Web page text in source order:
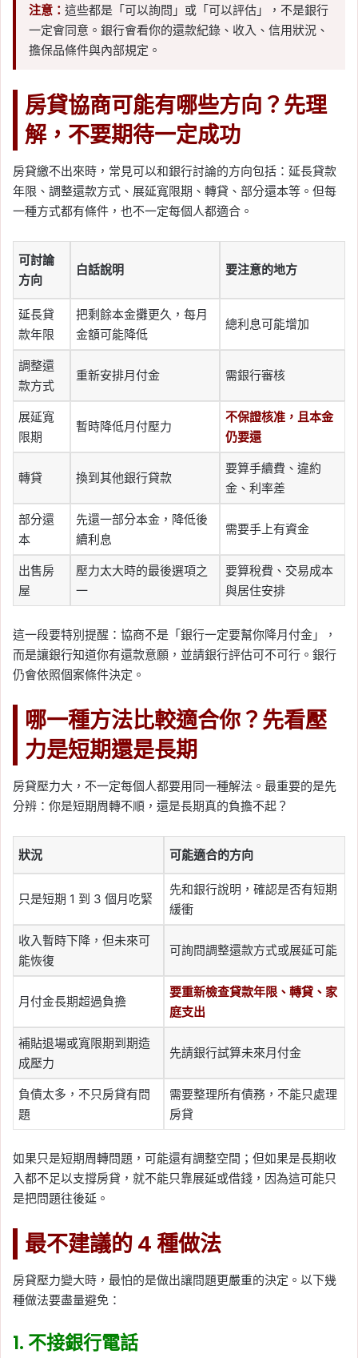
注意： 這些都是「可以詢問」或「可以評估」，不是銀行
一定會同意。銀行會看你的還款紀錄、收入、信用狀況、
擔保品條件與內部規定。
房貸協商可能有哪些方向？先理
解，不要期待一定成功
房貸繳不出來時，常見可以和銀行討論的方向包括：延長貸款
年限、調整還款方式、展延寬限期、轉貸、部分還本等。但每
一種方式都有條件，也不一定每個人都適合。
可討論
方向
白話說明 要注意的地方
延長貸
款年限
把剩餘本金攤更久，每月
金額可能降低
總利息可能增加
調整還
款方式
重新安排月付金 需銀行審核
展延寬
限期
暫時降低月付壓力
不保證核准，且本金
仍要還
轉貸 換到其他銀行貸款
要算手續費、違約
金、利率差
部分還
本
先還一部分本金，降低後
續利息
需要手上有資金
出售房
屋
壓力太大時的最後選項之
一
要算稅費、交易成本
與居住安排
這一段要特別提醒：協商不是「銀行一定要幫你降月付金」，
而是讓銀行知道你有還款意願，並請銀行評估可不可行。銀行
仍會依照個案條件決定。
哪一種方法比較適合你？先看壓
力是短期還是長期
房貸壓力大，不一定每個人都要用同一種解法。最重要的是先
分辨：你是短期周轉不順，還是長期真的負擔不起？
狀況 可能適合的方向
只是短期 1 到 3 個月吃緊
先和銀行說明，確認是否有短期
緩衝
收入暫時下降，但未來可
能恢復
可詢問調整還款方式或展延可能
月付金長期超過負擔
要重新檢查貸款年限、轉貸、家
庭支出
補貼退場或寬限期到期造
成壓力
先請銀行試算未來月付金
負債太多，不只房貸有問
題
需要整理所有債務，不能只處理
房貸
如果只是短期周轉問題，可能還有調整空間；但如果是長期收
入都不足以支撐房貸，就不能只靠展延或借錢，因為這可能只
是把問題往後延。
最不建議的 4 種做法
房貸壓力變大時，最怕的是做出讓問題更嚴重的決定。以下幾
種做法要盡量避免：
1. 不接銀行電話